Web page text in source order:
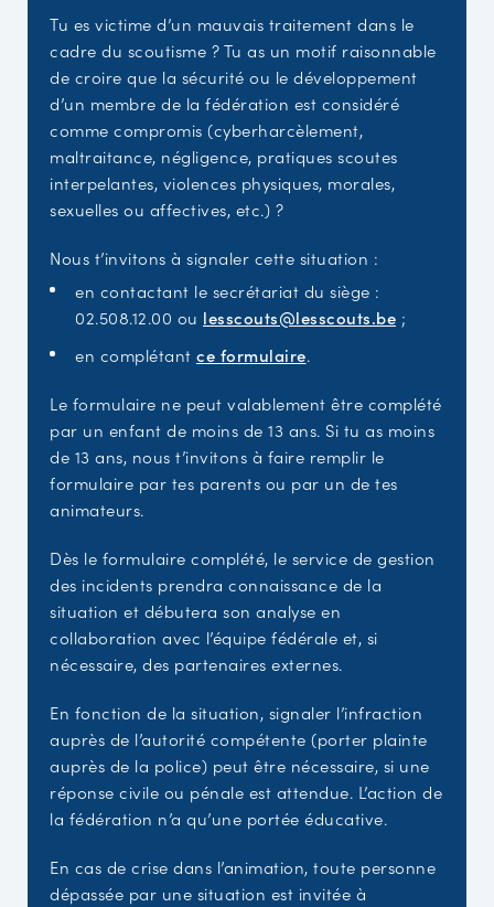
Tu es victime d’un mauvais traitement dans le
cadre du scoutisme ? Tu as un motif raisonnable
de croire que la sécurité ou le développement
d’un membre de la fédération est considéré
comme compromis (cyberharcèlement,
maltraitance, négligence, pratiques scoutes
interpelantes, violences physiques, morales,
sexuelles ou affectives, etc.) ?
Nous t’invitons à signaler cette situation :
en contactant le secrétariat du siège :
02.508.12.00 ou lesscouts@lesscouts.be ;
en complétant ce formulaire.
Le formulaire ne peut valablement être complété
par un enfant de moins de 13 ans. Si tu as moins
de 13 ans, nous t’invitons à faire remplir le
formulaire par tes parents ou par un de tes
animateurs.
Dès le formulaire complété, le service de gestion
des incidents prendra connaissance de la
situation et débutera son analyse en
collaboration avec l’équipe fédérale et, si
nécessaire, des partenaires externes.
En fonction de la situation, signaler l’infraction
auprès de l’autorité compétente (porter plainte
auprès de la police) peut être nécessaire, si une
réponse civile ou pénale est attendue. L’action de
la fédération n’a qu’une portée éducative.
En cas de crise dans l’animation, toute personne
dépassée par une situation est invitée à